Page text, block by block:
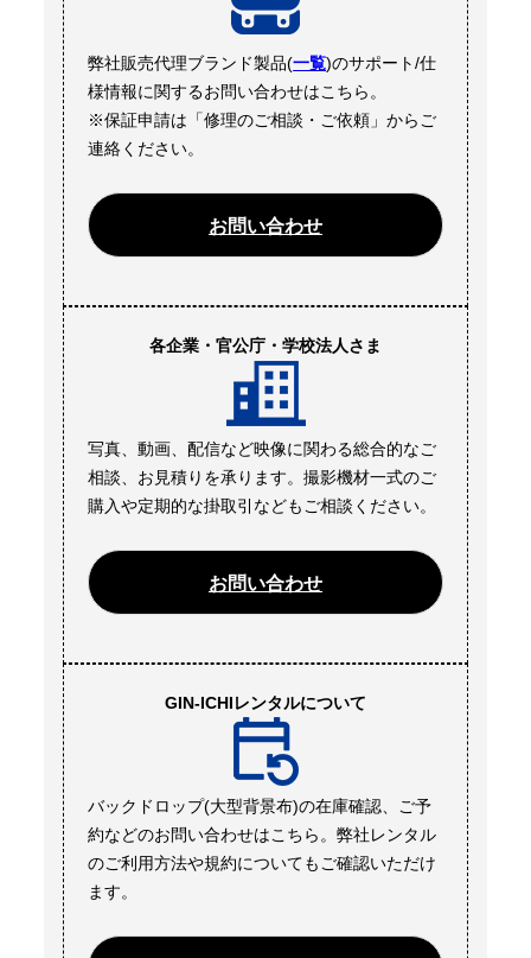
弊社販売代理ブランド製品(一覧)のサポート/仕
様情報に関するお問い合わせはこちら。
※保証申請は「修理のご相談・ご依頼」からご
連絡ください。
お問い合わせ
各企業・官公庁・学校法人さま
写真、動画、配信など映像に関わる総合的なご
相談、お見積りを承ります。撮影機材一式のご
購入や定期的な掛取引などもご相談ください。
お問い合わせ
GIN-ICHIレンタルについて
バックドロップ(大型背景布)の在庫確認、ご予
約などのお問い合わせはこちら。弊社レンタル
のご利用方法や規約についてもご確認いただけ
ます。